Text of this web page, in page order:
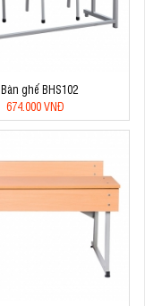
Bàn ghế BHS102
674.000 VNĐ